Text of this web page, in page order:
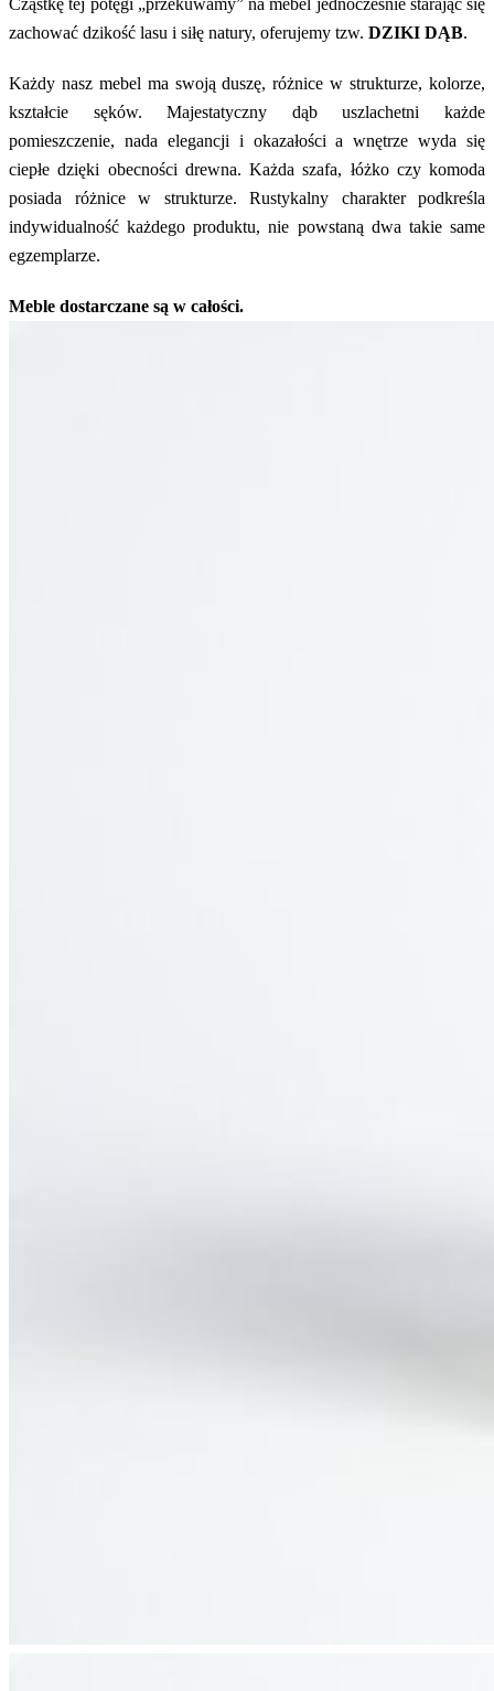
zachować dzikość lasu i siłę natury, oferujemy tzw. DZIKI DĄB.
Każdy nasz mebel ma swoją duszę, różnice w strukturze, kolorze,
kształcie sęków. Majestatyczny dąb uszlachetni każde
pomieszczenie, nada elegancji i okazałości a wnętrze wyda się
ciepłe dzięki obecności drewna. Każda szafa, łóżko czy komoda
posiada różnice w strukturze. Rustykalny charakter podkreśla
indywidualność każdego produktu, nie powstaną dwa takie same
egzemplarze.
Meble dostarczane są w całości.